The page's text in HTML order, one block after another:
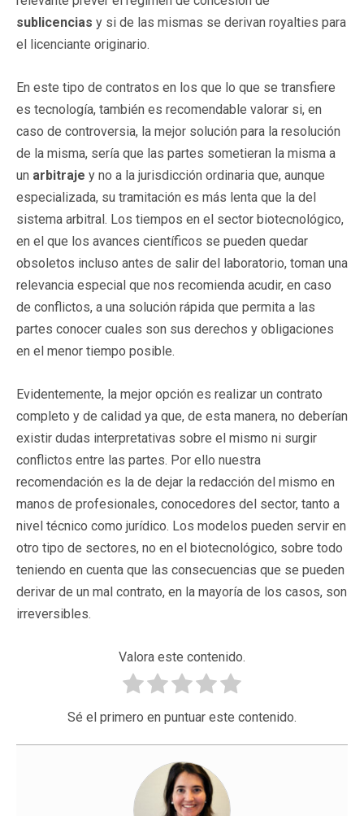
sublicencias y si de las mismas se derivan royalties para
el licenciante originario.
En este tipo de contratos en los que lo que se transfiere
es tecnología, también es recomendable valorar si, en
caso de controversia, la mejor solución para la resolución
de la misma, sería que las partes sometieran la misma a
un arbitraje y no a la jurisdicción ordinaria que, aunque
especializada, su tramitación es más lenta que la del
sistema arbitral. Los tiempos en el sector biotecnológico,
en el que los avances científicos se pueden quedar
obsoletos incluso antes de salir del laboratorio, toman una
relevancia especial que nos recomienda acudir, en caso
de conflictos, a una solución rápida que permita a las
partes conocer cuales son sus derechos y obligaciones
en el menor tiempo posible.
Evidentemente, la mejor opción es realizar un contrato
completo y de calidad ya que, de esta manera, no deberían
existir dudas interpretativas sobre el mismo ni surgir
conflictos entre las partes. Por ello nuestra
recomendación es la de dejar la redacción del mismo en
manos de profesionales, conocedores del sector, tanto a
nivel técnico como jurídico. Los modelos pueden servir en
otro tipo de sectores, no en el biotecnológico, sobre todo
teniendo en cuenta que las consecuencias que se pueden
derivar de un mal contrato, en la mayoría de los casos, son
irreversibles.
Valora este contenido.
Sé el primero en puntuar este contenido.